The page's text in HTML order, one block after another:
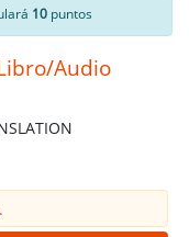
10 puntos
Audio